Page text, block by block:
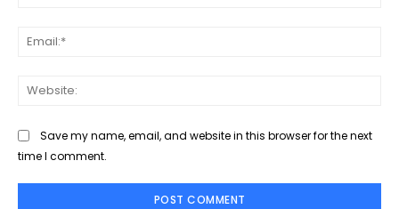
Save my name, email, and website in this browser for the next
time I comment.